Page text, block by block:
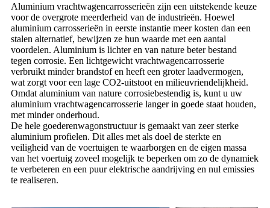
Aluminium vrachtwagencarrosserieën zijn een uitstekende keuze
voor de overgrote meerderheid van de industrieën. Hoewel
aluminium carrosserieën in eerste instantie meer kosten dan een
stalen alternatief, bewijzen ze hun waarde met een aantal
voordelen. Aluminium is lichter en van nature beter bestand
tegen corrosie. Een lichtgewicht vrachtwagencarrosserie
verbruikt minder brandstof en heeft een groter laadvermogen,
wat zorgt voor een lage CO2-uitstoot en milieuvriendelijkheid.
Omdat aluminium van nature corrosiebestendig is, kunt u uw
aluminium vrachtwagencarrosserie langer in goede staat houden,
met minder onderhoud.
De hele goederenwagonstructuur is gemaakt van zeer sterke
aluminium profielen. Dit alles met als doel de sterkte en
veiligheid van de voertuigen te waarborgen en de eigen massa
van het voertuig zoveel mogelijk te beperken om zo de dynamiek
te verbeteren en een puur elektrische aandrijving en nul emissies
te realiseren.